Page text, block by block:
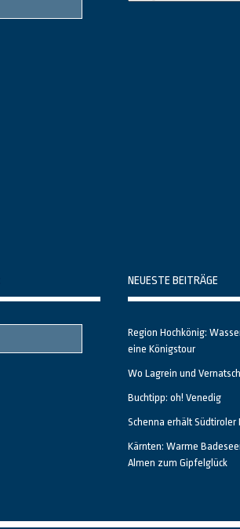
NEUESTE BEITRÄGE
Region Hochkönig:
eine Königstour
Wo Lagrein und
Buchtipp: oh! Venedig
Schenna erhält Südtiroler
Kärnten: Warme
Almen zum Gipfelglück